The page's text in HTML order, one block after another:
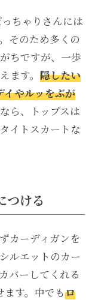
ちゃりさんには
そのため多くの
ちですが、一歩
ます。 隠したい
イやルッをぶが
ら、トップスは
イトスカートな
つける
カーディガンを
ルエットのカー
バーしてくれる
す。中でもロ